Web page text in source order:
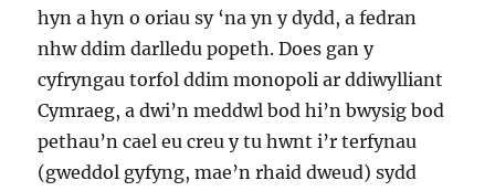
hyn a hyn o oriau sy ‘na yn y dydd, a fedran
nhw ddim darlledu popeth. Does gan y
cyfryngau torfol ddim monopoli ar ddiwylliant
Cymraeg, a dwi’n meddwl bod hi’n bwysig bod
pethau’n cael eu creu y tu hwnt i’r terfynau
(gweddol gyfyng, mae’n rhaid dweud) sydd